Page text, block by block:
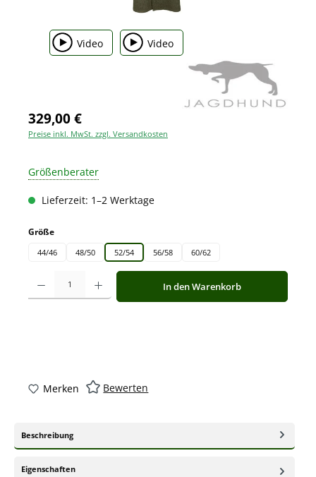
Video Video
329,00 €
Preise inkl. MwSt. zzgl. Versandkosten
Größenberater
Lieferzeit: 1–2 Werktage
Größeauswählen
44/46 48/50 52/54 56/58 60/62
Produkt Anzahl: Gib den gewünschten Wert ein oder benutze die
In den Warenkorb
Merken Bewerten
Beschreibung
Eigenschaften